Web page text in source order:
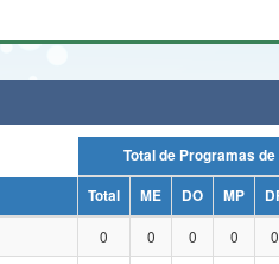
União Banco Central do Brasil
Total ME DO MP
0 0 0 0 0